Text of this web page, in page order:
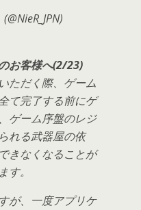
お客様へ(2/23)
ただく際、ゲーム
て完了する前にゲ
ゲーム序盤のレジ
れる武器屋の依
きなくなることが
。
が、一度アプリケ